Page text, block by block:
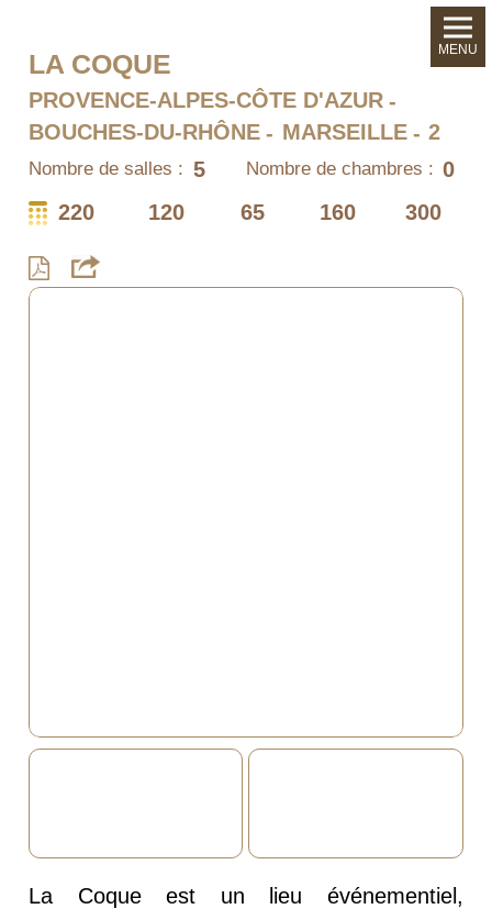
LA COQUE
PROVENCE-ALPES-CÔTE D'AZUR
BOUCHES-DU-RHÔNE
MARSEILLE 2
Nombre de salles : 5 Nombre de chambres : 0
220
120 65 160 300
La Coque est un lieu événementiel,
MENU